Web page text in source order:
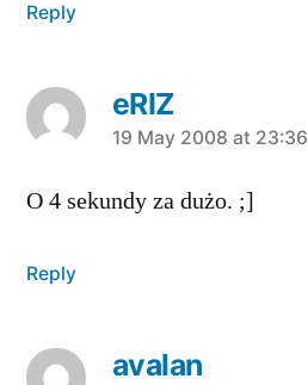
Reply
eRIZ
says:
19 May 2008 at 23:36
O 4 sekundy za dużo. ;]
Reply
avalan